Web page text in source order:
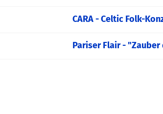
CARA - Celtic Folk-
Pariser Flair -